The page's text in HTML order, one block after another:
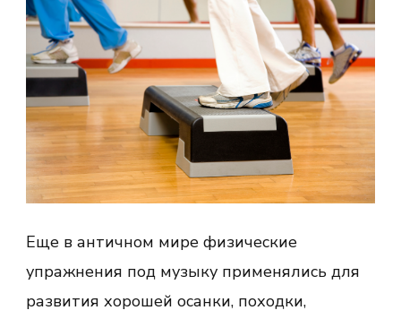
Еще в античном мире физические
упражнения под музыку применялись для
развития хорошей осанки, походки,